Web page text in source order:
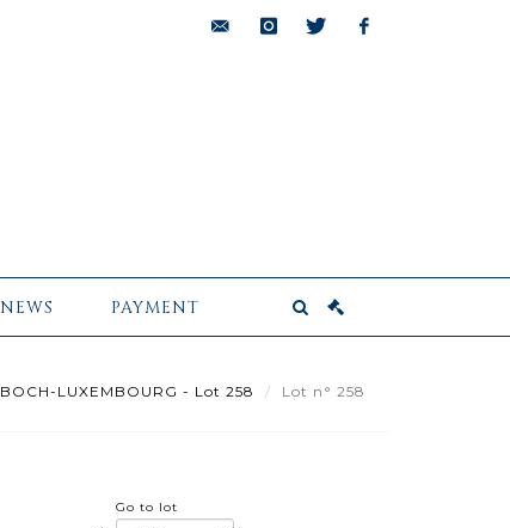
NEWS PAYMENT
BOCH-LUXEMBOURG - Lot 258 Lot n° 258
Go to lot